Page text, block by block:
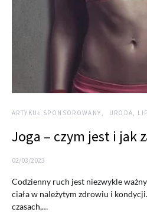
ARTYKUŁ SPONSOROWANY URODA,
Joga – czym jest i jak
02/03/2023
Codzienny ruch jest niezwykle
ciała w należytym zdrowiu i
czasach,…